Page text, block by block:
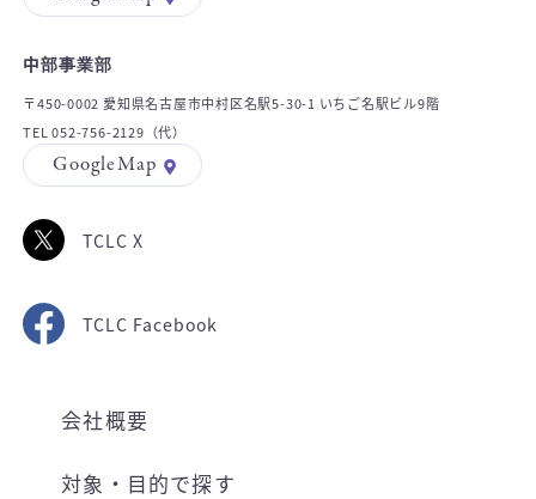
中部事業部
〒450-0002 愛知県名古屋市中村区名駅5-30-1 いちご名駅ビル9階
TEL 052-756-2129（代）
GoogleMap
TCLC X
TCLC Facebook
会社概要
対象・目的で探す